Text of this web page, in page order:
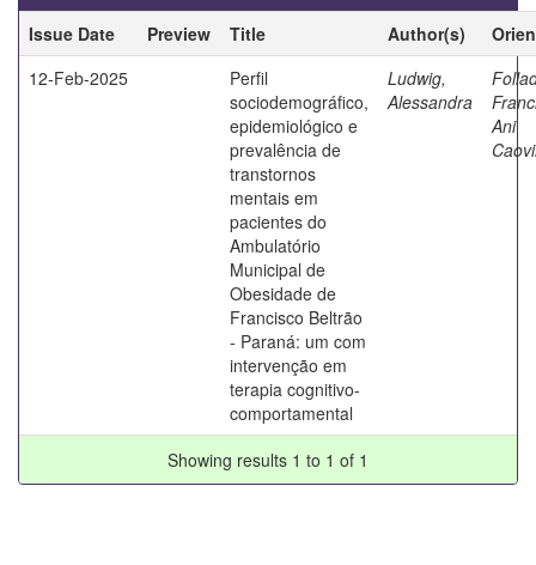
Issue Date
Preview Title Author(s)
12-Feb-2025
Perfil
sociodemográfico,
epidemiológico e
prevalência de
transtornos
mentais em
pacientes do
Ambulatório
Municipal de
Obesidade de
Francisco Beltrão
- Paraná: um com
intervenção em
terapia cognitivo-
comportamental
Ludwig,
Alessandra
Ani
Showing results 1 to 1 of 1